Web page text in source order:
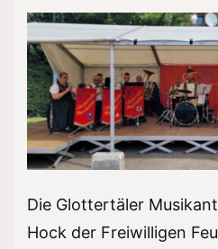
Die Glottertäler
Hock der Freiwilligen